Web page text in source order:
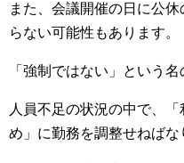
また、会議開催の日に公
らない可能性もあります。
「強制ではない」という名
人員不足の状況の中で、
め」に勤務を調整せねばな